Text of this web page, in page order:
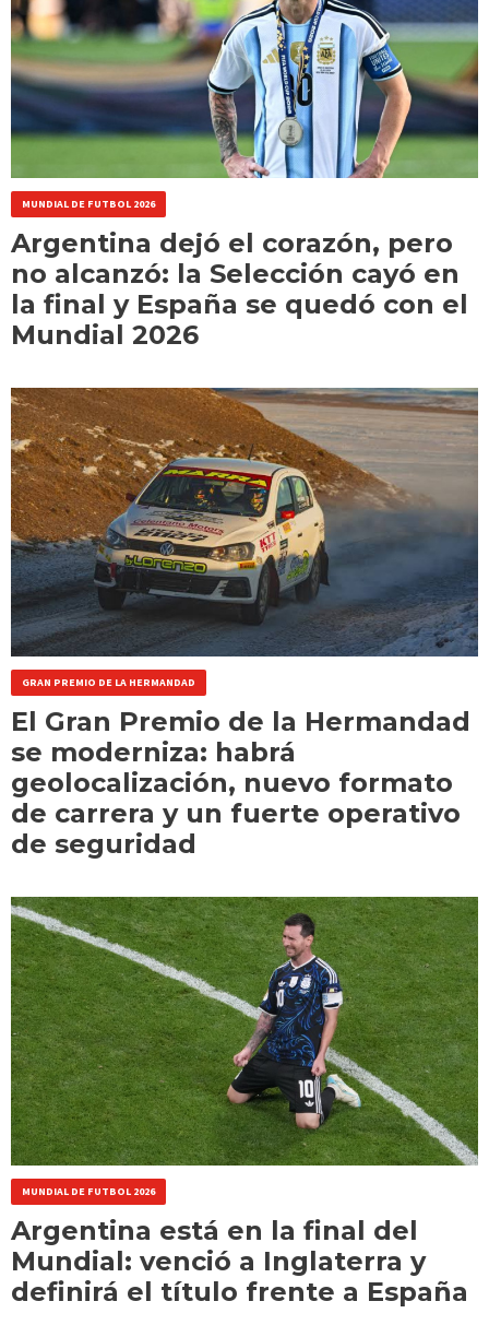
MUNDIAL DE FUTBOL 2026
Argentina dejó el corazón, pero
no alcanzó: la Selección cayó en
la final y España se quedó con el
Mundial 2026
GRAN PREMIO DE LA HERMANDAD
El Gran Premio de la Hermandad
se moderniza: habrá
geolocalización, nuevo formato
de carrera y un fuerte operativo
de seguridad
MUNDIAL DE FUTBOL 2026
Argentina está en la final del
Mundial: venció a Inglaterra y
definirá el título frente a España